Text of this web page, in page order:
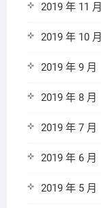
2019 年 11 月
2019 年 10 月
2019 年 9 月
2019 年 8 月
2019 年 7 月
2019 年 6 月
2019 年 5 月